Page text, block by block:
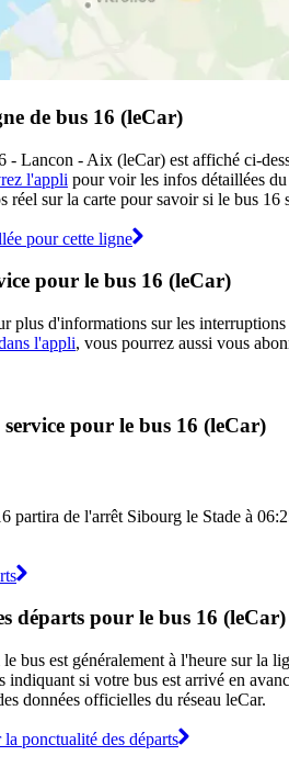
de bus 16 (leCar)
- Lancon - Aix (leCar) est affiché ci-
l'appli pour voir les infos détaillées du
réel sur la carte pour savoir si le bus 16
pour cette ligne
pour le bus 16 (leCar)
plus d'informations sur les
l'appli, vous pourrez aussi vous
pour le bus 16 (leCar)
partira de l'arrêt Sibourg le Stade à
départs pour le bus 16 (leCar)
bus est généralement à l'heure sur la
indiquant si votre bus est arrivé en
données officielles du réseau leCar.
ponctualité des départs